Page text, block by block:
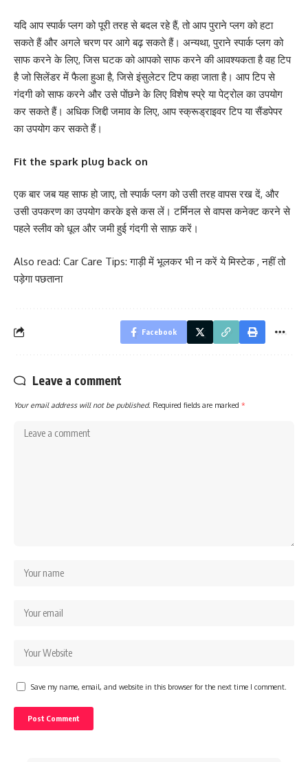
यदि आप स्पार्क प्लग को पूरी तरह से बदल रहे हैं, तो आप पुराने प्लग को हटा
सकते हैं और अगले चरण पर आगे बढ़ सकते हैं। अन्यथा, पुराने स्पार्क प्लग को
साफ करने के लिए, जिस घटक को आपको साफ करने की आवश्यकता है वह टिप
है जो सिलेंडर में फैला हुआ है, जिसे इंसुलेटर टिप कहा जाता है। आप टिप से
गंदगी को साफ करने और उसे पोंछने के लिए विशेष स्प्रे या पेट्रोल का उपयोग
कर सकते हैं। अधिक जिद्दी जमाव के लिए, आप स्क्रूड्राइवर टिप या सैंडपेपर
का उपयोग कर सकते हैं।
Fit the spark plug back on
एक बार जब यह साफ हो जाए, तो स्पार्क प्लग को उसी तरह वापस रख दें, और
उसी उपकरण का उपयोग करके इसे कस लें। टर्मिनल से वापस कनेक्ट करने से
पहले स्लीव को धूल और जमी हुई गंदगी से साफ़ करें।
Also read: Car Care Tips: गाड़ी में भूलकर भी न करें ये मिस्टेक , नहीं तो
पड़ेगा पछताना
Facebook
Leave a comment
Your email address will not be published. Required fields are marked *
Save my name, email, and website in this browser for the next time I comment.